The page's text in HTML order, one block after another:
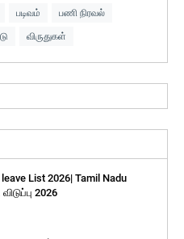
படிவம் பணி நிரவல்
விருதுகள்
List 2026| Tamil Nadu
2026